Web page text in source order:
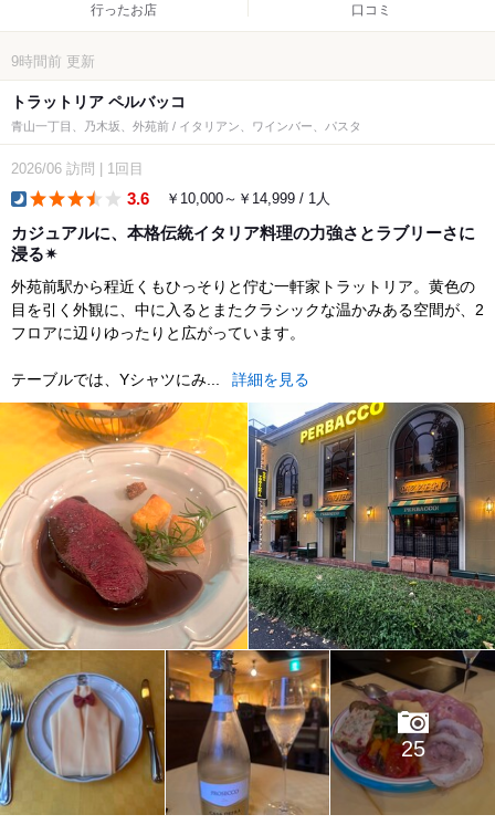
行ったお店 口コミ
9時間前 更新
トラットリア ペルバッコ
青山一丁目、乃木坂、外苑前 / イタリアン、ワインバー、パスタ
2026/06 訪問 1回目
3.6 ￥10,000～￥14,999 / 1人
カジュアルに、本格伝統イタリア料理の力強さとラブリーさに
浸る✴︎
外苑前駅から程近くもひっそりと佇む一軒家トラットリア。黄色の
目を引く外観に、中に入るとまたクラシックな温かみある空間が、2
フロアに辺りゆったりと広がっています。
テーブルでは、Yシャツにみ... 詳細を見る
25